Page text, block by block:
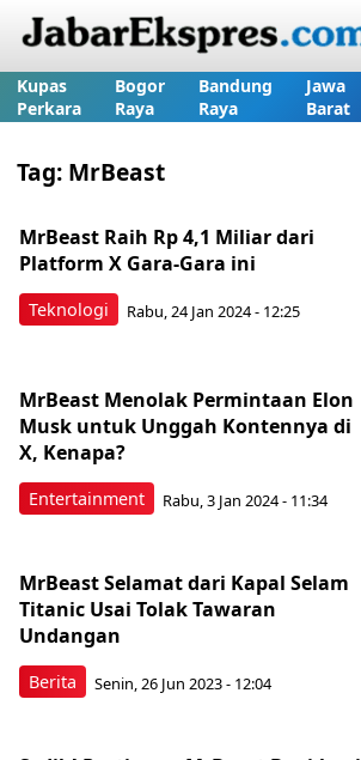
Kupas
Perkara
Bogor
Raya
Bandung
Raya
Jawa
Barat
Tag: MrBeast
Teknologi
MrBeast Raih Rp 4,1 Miliar dari
Platform X Gara-Gara ini
Rabu, 24 Jan 2024 - 12:25
Entertainment
MrBeast Menolak Permintaan Elon
Musk untuk Unggah Kontennya di
X, Kenapa?
Rabu, 3 Jan 2024 - 11:34
Berita
MrBeast Selamat dari Kapal Selam
Titanic Usai Tolak Tawaran
Undangan
Senin, 26 Jun 2023 - 12:04